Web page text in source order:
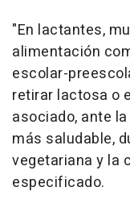
"En lactantes,
alimentación
escolar-
retirar lactosa o
asociado, ante
más saludable,
vegetariana y la
especificado.